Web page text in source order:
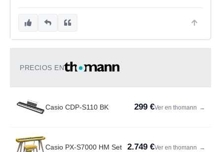
PRECIOS EN
Casio CDP-S110 BK 299 €Ver en thomann →
Casio PX-S7000 HM Set 2.749 €Ver en thomann →